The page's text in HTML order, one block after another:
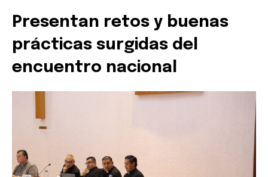
Presentan retos y buenas
prácticas surgidas del
encuentro nacional